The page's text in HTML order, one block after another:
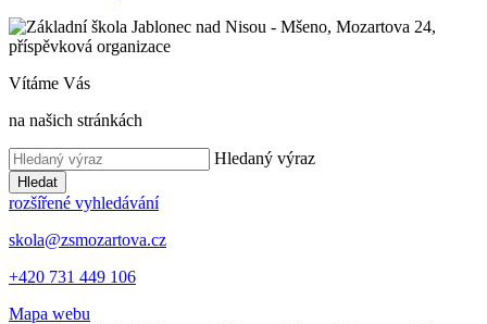
Vítáme Vás
na našich stránkách
Hledaný výraz
Hledat
rozšířené vyhledávání
skola@zsmozartova.cz
+420 731 449 106
Mapa webu